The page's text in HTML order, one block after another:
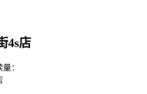
4s店
：